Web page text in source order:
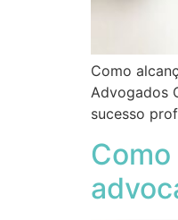
Como
Advogados
sucesso